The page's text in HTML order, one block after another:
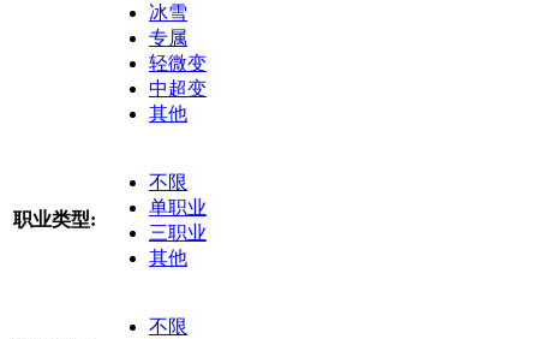
冰雪
专属
轻微变
中超变
其他
职业类型:
不限
单职业
三职业
其他
不限